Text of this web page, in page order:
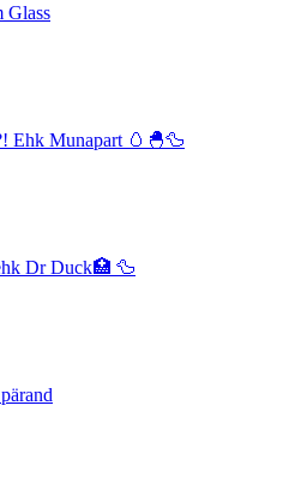
Glass
Ehk Munapart 🥚🐣🦆
Dr Duck🏥 🦆